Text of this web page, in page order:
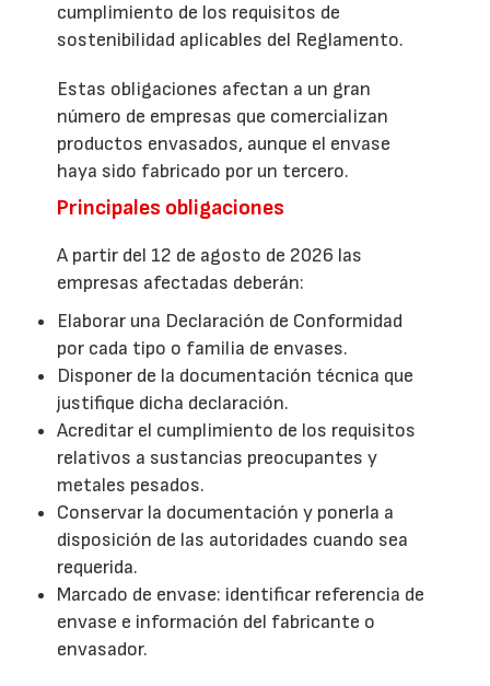
cumplimiento de los requisitos de
sostenibilidad aplicables del Reglamento.
Estas obligaciones afectan a un gran
número de empresas que comercializan
productos envasados, aunque el envase
haya sido fabricado por un tercero.
Principales obligaciones
A partir del 12 de agosto de 2026 las
empresas afectadas deberán:
Elaborar una Declaración de Conformidad
por cada tipo o familia de envases.
Disponer de la documentación técnica que
justifique dicha declaración.
Acreditar el cumplimiento de los requisitos
relativos a sustancias preocupantes y
metales pesados.
Conservar la documentación y ponerla a
disposición de las autoridades cuando sea
requerida.
Marcado de envase: identificar referencia de
envase e información del fabricante o
envasador.